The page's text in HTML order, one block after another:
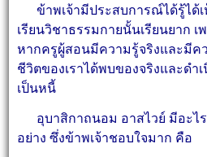
ข้าพเจ้ามีประสบการณ์ได้รู้ได้
เรียนวิชาธรรมกายนั้นเรียนยาก
หากครูผู้สอนมีความรู้จริงและมีค
ชีวิตของเราได้พบของจริงและดำ
เป็นหนี้
อุบาสิกาถนอม อาสไวย์ มีอะไร
อย่าง ซึ่งข้าพเจ้าชอบใจมาก คือ